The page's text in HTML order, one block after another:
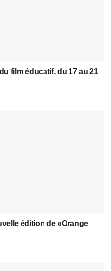
film éducatif, du 17 au 21
édition de «Orange